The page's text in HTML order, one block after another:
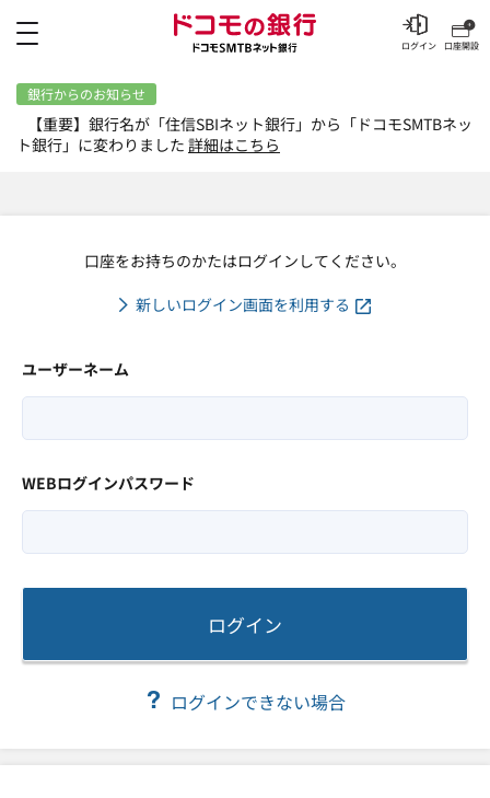
口座開設
ログイン
銀行からのお知らせ
【重要】銀行名が「住信SBIネット銀行」から「ドコモSMTBネッ
ト銀行」に変わりました 詳細はこちら
口座をお持ちのかたはログインしてください。
新しいログイン画面を利用する
ユーザーネーム
WEBログインパスワード
ログイン
ログインできない場合